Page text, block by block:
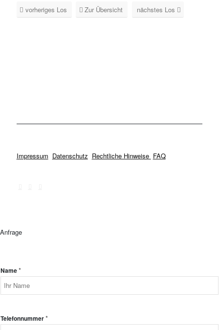
vorheriges Los Zur Übersicht nächstes Los
Impressum Datenschutz Rechtliche Hinweise FAQ
Anfrage
Name*
Telefonnummer*